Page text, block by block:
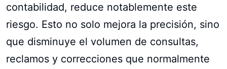
contabilidad, reduce notablemente este
riesgo. Esto no solo mejora la precisión, sino
que disminuye el volumen de consultas,
reclamos y correcciones que normalmente